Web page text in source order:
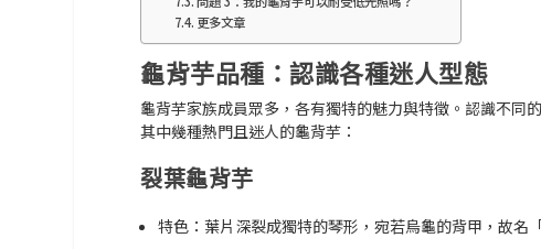
更多文章
龜背芋品種：認識各種迷人型態
龜背芋家族成員眾多，各有獨特的魅力與特徵。認識不同
其中幾種熱門且迷人的龜背芋：
裂葉龜背芋
特色：葉片深裂成獨特的琴形，宛若烏龜的背甲，故名